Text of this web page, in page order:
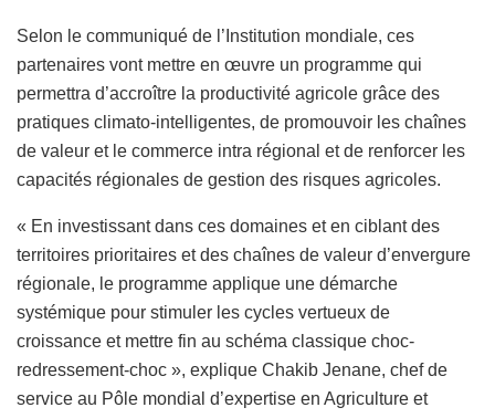
Selon le communiqué de l’Institution mondiale, ces
partenaires vont mettre en œuvre un programme qui
permettra d’accroître la productivité agricole grâce des
pratiques climato-intelligentes, de promouvoir les chaînes
de valeur et le commerce intra régional et de renforcer les
capacités régionales de gestion des risques agricoles.
« En investissant dans ces domaines et en ciblant des
territoires prioritaires et des chaînes de valeur d’envergure
régionale, le programme applique une démarche
systémique pour stimuler les cycles vertueux de
croissance et mettre fin au schéma classique choc-
redressement-choc », explique Chakib Jenane, chef de
service au Pôle mondial d’expertise en Agriculture et